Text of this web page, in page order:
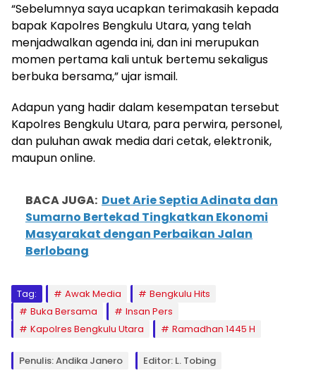
“Sebelumnya saya ucapkan terimakasih kepada
bapak Kapolres Bengkulu Utara, yang telah
menjadwalkan agenda ini, dan ini merupukan
momen pertama kali untuk bertemu sekaligus
berbuka bersama,” ujar ismail.
Adapun yang hadir dalam kesempatan tersebut
Kapolres Bengkulu Utara, para perwira, personel,
dan puluhan awak media dari cetak, elektronik,
maupun online.
BACA JUGA: Duet Arie Septia Adinata dan
Sumarno Bertekad Tingkatkan Ekonomi
Masyarakat dengan Perbaikan Jalan
Berlobang
Tag: Awak Media
Bengkulu Hits
Buka Bersama
Insan Pers
Kapolres Bengkulu Utara
Ramadhan 1445 H
Penulis: Andika Janero Editor: L. Tobing